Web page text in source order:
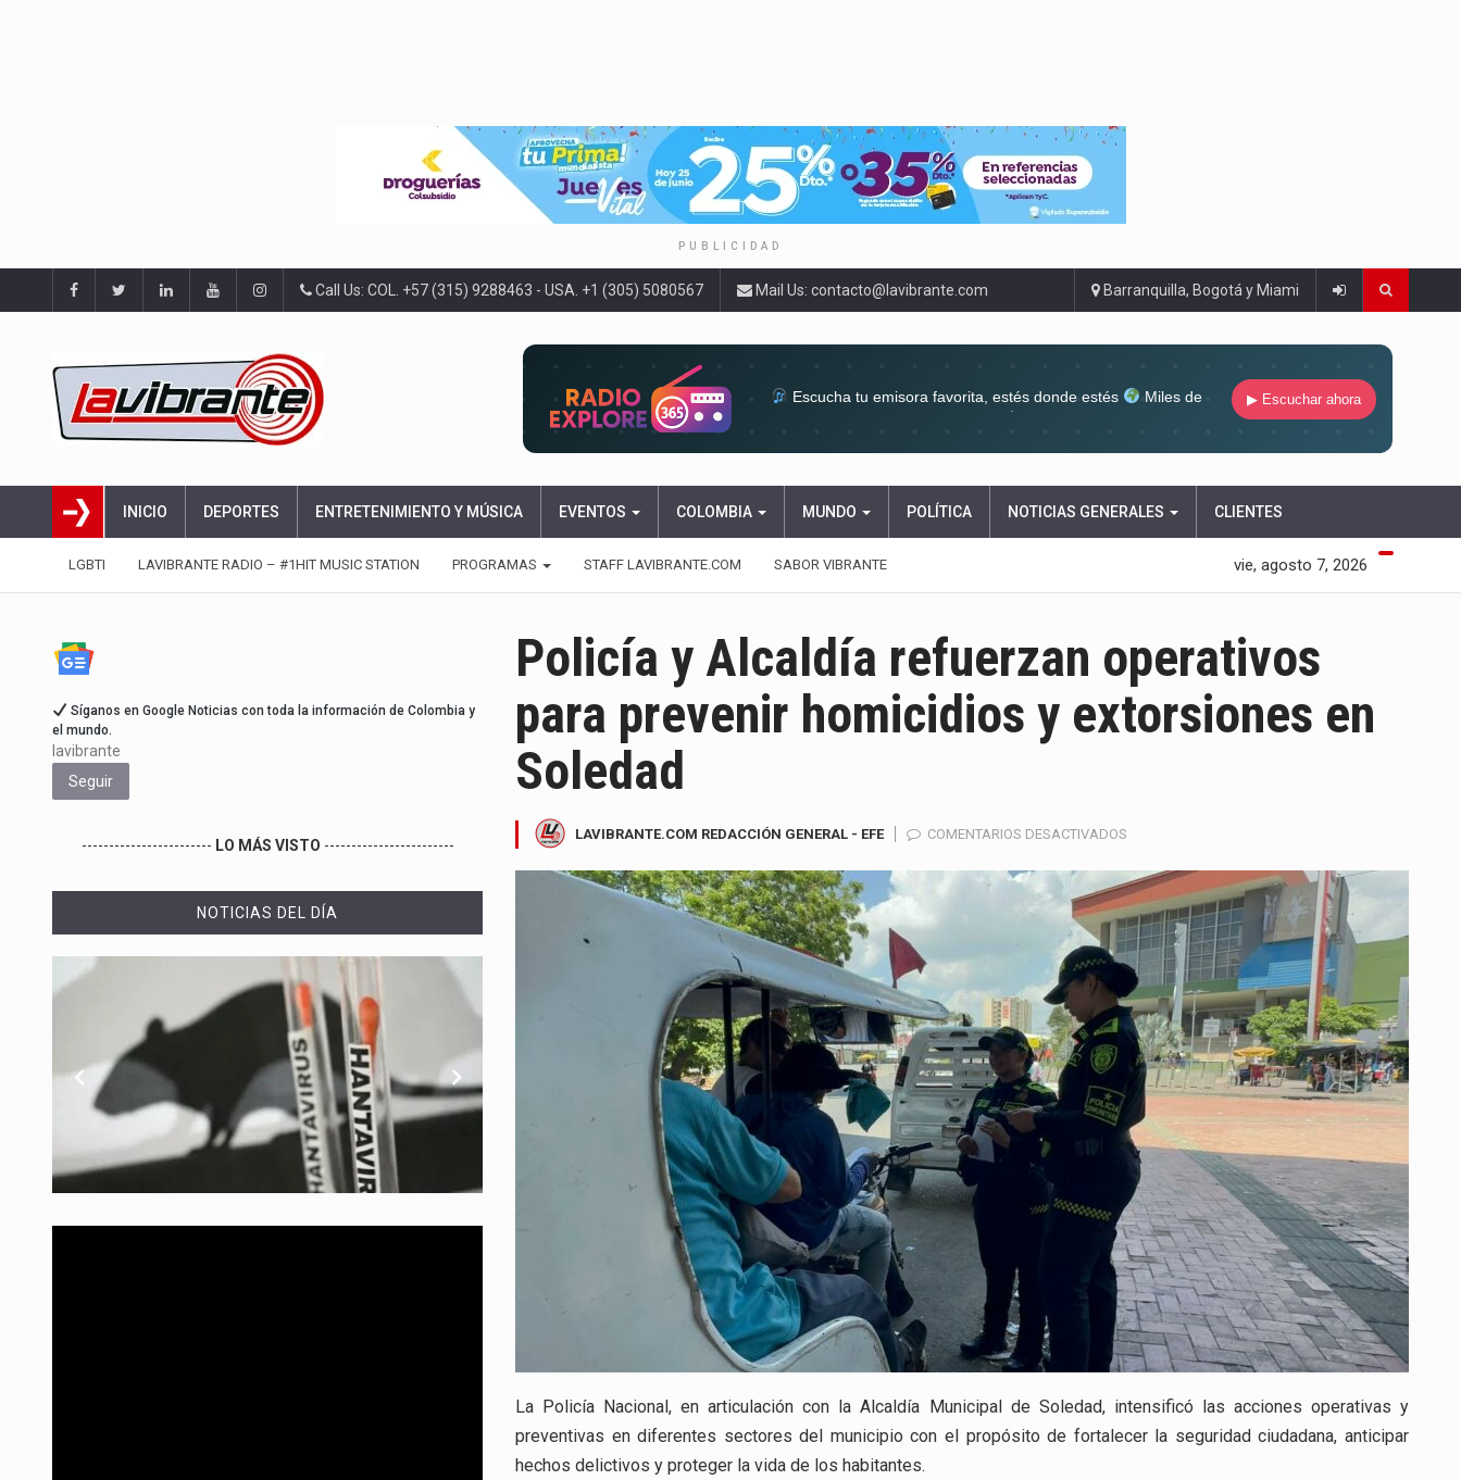
PUBLICIDAD
Call Us: COL. +57 (315) 9288463 - USA. +1 (305) 5080567 Mail Us: contacto@lavibrante.com Barranquilla, Bogotá y Miami
Escucha tu emisora favorita, estés donde estés
Miles de
▶ Escuchar ahora
INICIO DEPORTES ENTRETENIMIENTO Y MÚSICA EVENTOS COLOMBIA MUNDO POLÍTICA NOTICIAS GENERALES CLIENTES
LGBTI LAVIBRANTE RADIO – #1HIT MUSIC STATION PROGRAMAS STAFF LAVIBRANTE.COM SABOR VIBRANTE vie, agosto 7, 2026
Policía y Alcaldía refuerzan operativos
para prevenir homicidios y extorsiones en
Soledad
LAVIBRANTE.COM REDACCIÓN GENERAL - EFE COMENTARIOS DESACTIVADOS
Y
ALCALDÍA
REFUERZAN
OPERATIVOS
PARA
PREVENIR
HOMICIDIOS
Y
EXTORSIONES
EN
La Policía Nacional, en articulación con la Alcaldía Municipal de Soledad, intensificó las acciones operativas y
preventivas en diferentes sectores del municipio con el propósito de fortalecer la seguridad ciudadana, anticipar
hechos delictivos y proteger la vida de los habitantes.
Síganos en Google Noticias con toda la información de Colombia y
el mundo.
lavibrante
Seguir
------------------------ LO MÁS VISTO ------------------------
NOTICIAS DEL DÍA